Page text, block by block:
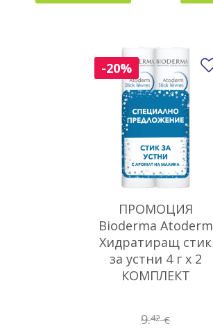
ПРОМОЦИЯ
Bioderma Atoderm
Хидратиращ стик
за устни 4 г х 2
КОМПЛЕКТ
9.42 €
-20%